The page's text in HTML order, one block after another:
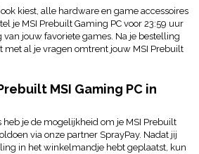
kiest, alle hardware en game accessoires
je MSI Prebuilt Gaming PC voor 23:59 uur
jouw favoriete games. Na je bestelling
met al je vragen omtrent jouw MSI Prebuilt
MSI Gaming PC in
heb je de mogelijkheid om je MSI Prebuilt
via onze partner SprayPay. Nadat jij
in het winkelmandje hebt geplaatst, kun